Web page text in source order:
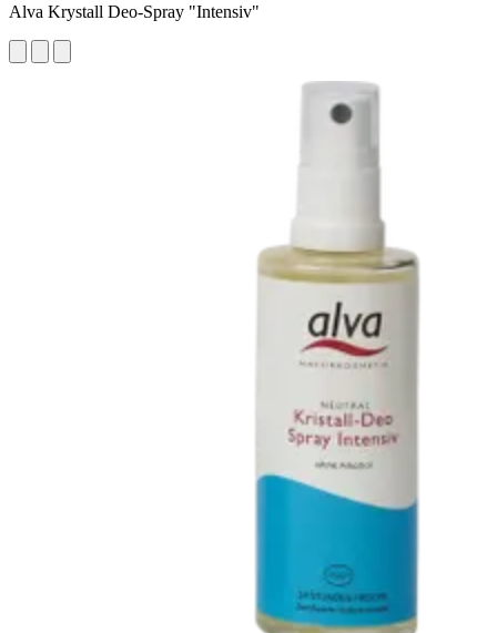
Alva Krystall Deo-Spray "Intensiv"